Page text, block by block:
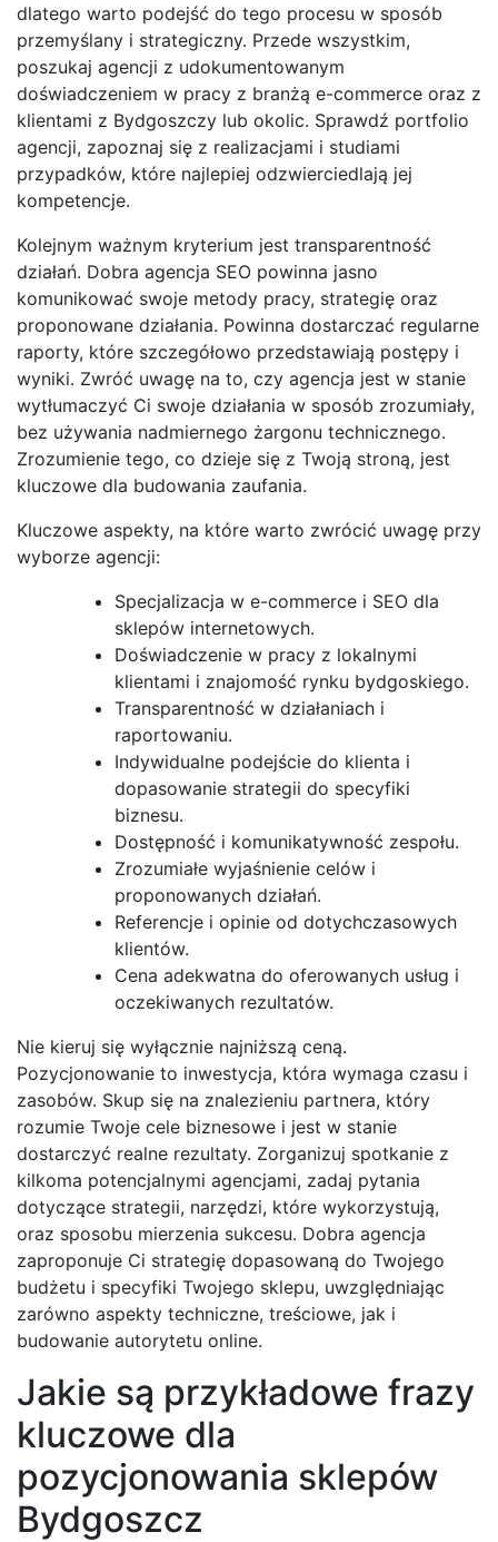
dlatego warto podejść do tego procesu w sposób
przemyślany i strategiczny. Przede wszystkim,
poszukaj agencji z udokumentowanym
doświadczeniem w pracy z branżą e-commerce oraz z
klientami z Bydgoszczy lub okolic. Sprawdź portfolio
agencji, zapoznaj się z realizacjami i studiami
przypadków, które najlepiej odzwierciedlają jej
kompetencje.
Kolejnym ważnym kryterium jest transparentność
działań. Dobra agencja SEO powinna jasno
komunikować swoje metody pracy, strategię oraz
proponowane działania. Powinna dostarczać regularne
raporty, które szczegółowo przedstawiają postępy i
wyniki. Zwróć uwagę na to, czy agencja jest w stanie
wytłumaczyć Ci swoje działania w sposób zrozumiały,
bez używania nadmiernego żargonu technicznego.
Zrozumienie tego, co dzieje się z Twoją stroną, jest
kluczowe dla budowania zaufania.
Kluczowe aspekty, na które warto zwrócić uwagę przy
wyborze agencji:
Specjalizacja w e-commerce i SEO dla
sklepów internetowych.
Doświadczenie w pracy z lokalnymi
klientami i znajomość rynku bydgoskiego.
Transparentność w działaniach i
raportowaniu.
Indywidualne podejście do klienta i
dopasowanie strategii do specyfiki
biznesu.
Dostępność i komunikatywność zespołu.
Zrozumiałe wyjaśnienie celów i
proponowanych działań.
Referencje i opinie od dotychczasowych
klientów.
Cena adekwatna do oferowanych usług i
oczekiwanych rezultatów.
Nie kieruj się wyłącznie najniższą ceną.
Pozycjonowanie to inwestycja, która wymaga czasu i
zasobów. Skup się na znalezieniu partnera, który
rozumie Twoje cele biznesowe i jest w stanie
dostarczyć realne rezultaty. Zorganizuj spotkanie z
kilkoma potencjalnymi agencjami, zadaj pytania
dotyczące strategii, narzędzi, które wykorzystują,
oraz sposobu mierzenia sukcesu. Dobra agencja
zaproponuje Ci strategię dopasowaną do Twojego
budżetu i specyfiki Twojego sklepu, uwzględniając
zarówno aspekty techniczne, treściowe, jak i
budowanie autorytetu online.
Jakie są przykładowe frazy
kluczowe dla
pozycjonowania sklepów
Bydgoszcz